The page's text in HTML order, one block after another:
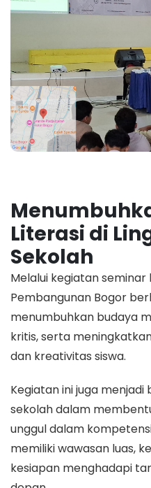
Literasi di
Sekolah
Melalui kegiatan seminar
Pembangunan Bogor
menumbuhkan budaya
kritis, serta
dan kreativitas siswa.
Kegiatan ini juga
sekolah dalam
unggul dalam
memiliki wawasan luas,
kesiapan menghadapi